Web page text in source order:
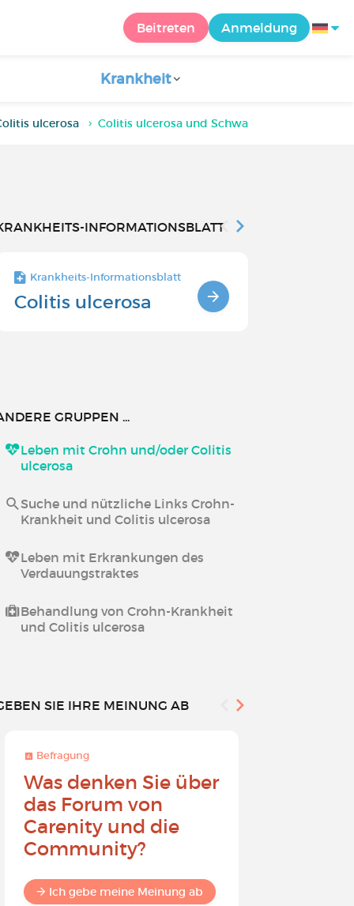
Beitreten Anmeldung
Krankheit
ulcerosa Colitis ulcerosa und Schwangerschaft
INFORMATIONSBLATT
Krankheits-Informationsblatt
Colitis ulcerosa
GRUPPEN ...
Leben mit Crohn und/oder Colitis
ulcerosa
Suche und nützliche Links Crohn-
Krankheit und Colitis ulcerosa
Leben mit Erkrankungen des
Verdauungstraktes
Behandlung von Crohn-Krankheit
und Colitis ulcerosa
SIE IHRE MEINUNG AB
Befragung
Was denken Sie über
das Forum von
Carenity und die
Community?
Ich gebe meine Meinung ab